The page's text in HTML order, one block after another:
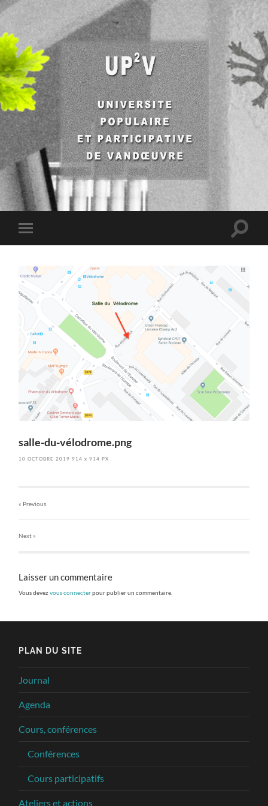
UP2V
Toggle
mobile
Toggle
salle-du-vélodrome.png
10 OCTOBRE 2019 914x 914 PX
« Previous
Next »
Laisser un commentaire
Vous devezvous connecterpour publier un commentaire.
PLAN DU SITE
Journal
Agenda
Cours, conférences
Conférences
Cours participatifs
Ateliers et actions